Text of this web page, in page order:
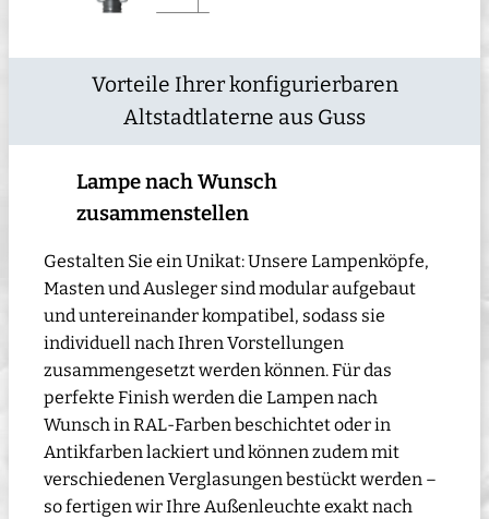
Vorteile Ihrer konfigurierbaren
Altstadtlaterne aus Guss
Lampe nach Wunsch
zusammenstellen
Gestalten Sie ein Unikat: Unsere Lampenköpfe,
Masten und Ausleger sind modular aufgebaut
und untereinander kompatibel, sodass sie
individuell nach Ihren Vorstellungen
zusammengesetzt werden können. Für das
perfekte Finish werden die Lampen nach
Wunsch in RAL-Farben beschichtet oder in
Antikfarben lackiert und können zudem mit
verschiedenen Verglasungen bestückt werden –
so fertigen wir Ihre Außenleuchte exakt nach